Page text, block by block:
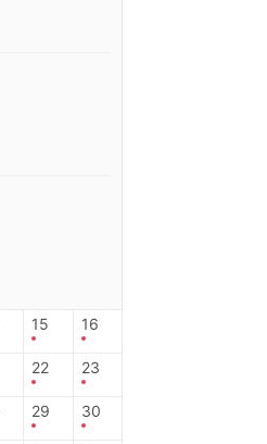
15 16
22 23
29 30